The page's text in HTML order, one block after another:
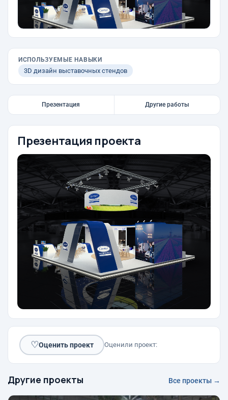
ИСПОЛЬЗУЕМЫЕ НАВЫКИ
3D дизайн выставочных стендов
Презентация Другие работы
Презентация проекта
♡Оценить проект Оценили проект:
Другие проекты Все проекты →